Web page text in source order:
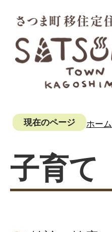
現在のページ ホーム
子育て